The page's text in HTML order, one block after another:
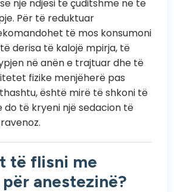
një ndjesi të çuditshme në të
Për të reduktuar
të mos konsumoni
derisa të kalojë mpirja, të
në anën e trajtuar dhe të
fizike menjëherë pas
është mirë të shkoni të
do të kryeni një sedacion të
të flisni me
anestezinë?